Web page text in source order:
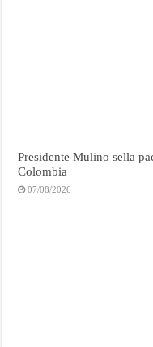
Presidente Mulino sella
Colombia
07/08/2026